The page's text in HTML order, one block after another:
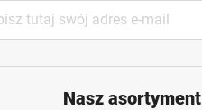
Nasz asortyment